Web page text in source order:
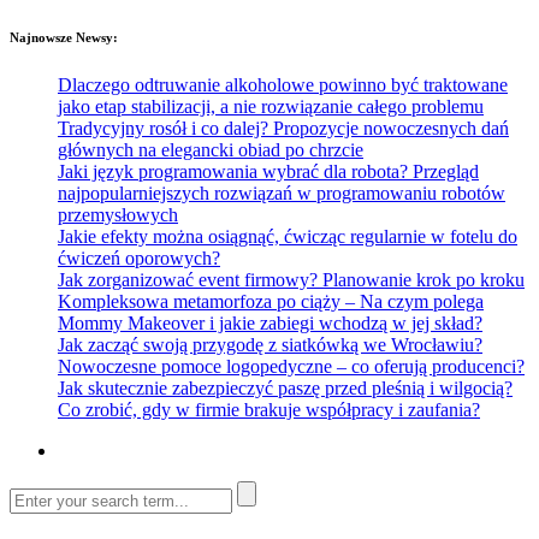
Najnowsze Newsy:
Dlaczego odtruwanie alkoholowe powinno być traktowane
jako etap stabilizacji, a nie rozwiązanie całego problemu
Tradycyjny rosół i co dalej? Propozycje nowoczesnych dań
głównych na elegancki obiad po chrzcie
Jaki język programowania wybrać dla robota? Przegląd
najpopularniejszych rozwiązań w programowaniu robotów
przemysłowych
Jakie efekty można osiągnąć, ćwicząc regularnie w fotelu do
ćwiczeń oporowych?
Jak zorganizować event firmowy? Planowanie krok po kroku
Kompleksowa metamorfoza po ciąży – Na czym polega
Mommy Makeover i jakie zabiegi wchodzą w jej skład?
Jak zacząć swoją przygodę z siatkówką we Wrocławiu?
Nowoczesne pomoce logopedyczne – co oferują producenci?
Jak skutecznie zabezpieczyć paszę przed pleśnią i wilgocią?
Co zrobić, gdy w firmie brakuje współpracy i zaufania?